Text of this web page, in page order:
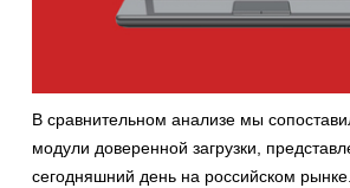
В сравнительном анализе мы
модули доверенной загрузки,
сегодняшний день на российском